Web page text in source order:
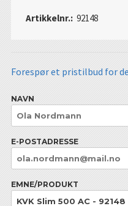
Artikkelnr.: 92148
Forespør et pristilbud for
NAVN
E-POSTADRESSE
EMNE/PRODUKT